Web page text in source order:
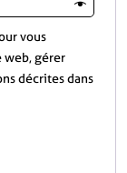
vous
web, gérer
décrites dans